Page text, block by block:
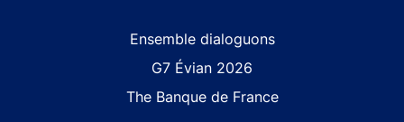
Ensemble dialoguons
G7 Évian 2026
The Banque de France